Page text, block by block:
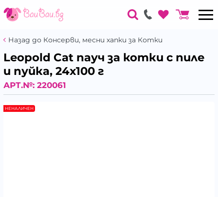
Назад до Консерви, месни хапки за Котки
Leopold Cat пауч за котки с пиле
и пуйка, 24х100 г
АРТ.№: 220061
НЕНАЛИЧЕН